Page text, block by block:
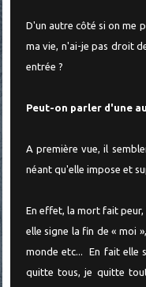
D'un autre côté si on me
ma vie, n'ai-je pas droit
entrée ?
Peut-on parler d'une
A première vue, il
néant qu'elle impose et
En effet, la mort fait peur,
elle signe la fin de « moi
monde etc... En fait elle
quitte tous, je quitte